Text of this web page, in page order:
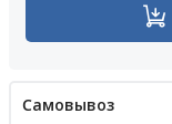
Cамовывоз